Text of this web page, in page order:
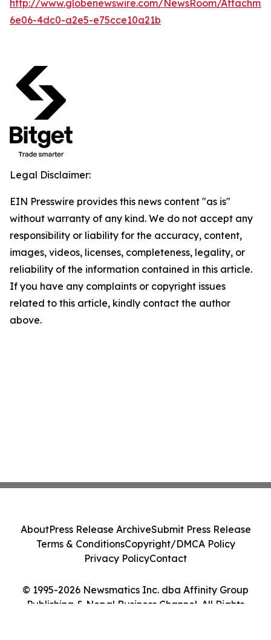
http://www.globenewswire.com/NewsRoom/
6e06-4dc0-a2e5-e75cce10a21b
Legal Disclaimer:
EIN Presswire provides this news content "as is"
without warranty of any kind. We do not accept any
responsibility or liability for the accuracy, content,
images, videos, licenses, completeness, legality, or
reliability of the information contained in this article.
If you have any complaints or copyright issues
related to this article, kindly contact the author
above.
© 1995-2026 Newsmatics Inc. dba Affinity Group
Publishing & Nepal Business Channel. All Rights
AboutPress Release ArchiveSubmit Press Release
Terms & ConditionsCopyright/DMCA Policy
Privacy PolicyContact